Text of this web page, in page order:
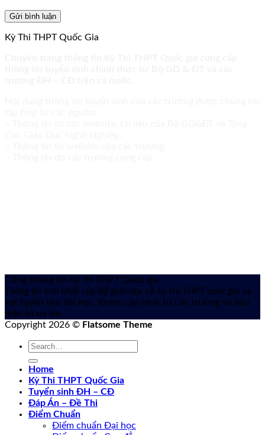
Kỳ Thi THPT Quốc Gia
Cổng thông tin Kỳ thi THPT Quốc gia
Thông tin mới nhất của Bộ giáo dục về kỳ thi THPT quốc gia và
xét tuyển vào đại học. Được cập nhật từ các trường và báo
điện tử uy tín.
Copyright 2026 © Flatsome Theme
Home
Kỳ Thi THPT Quốc Gia
Tuyển sinh ĐH – CĐ
Đáp Án – Đề Thi
Điểm Chuẩn
Điểm chuẩn Đại học